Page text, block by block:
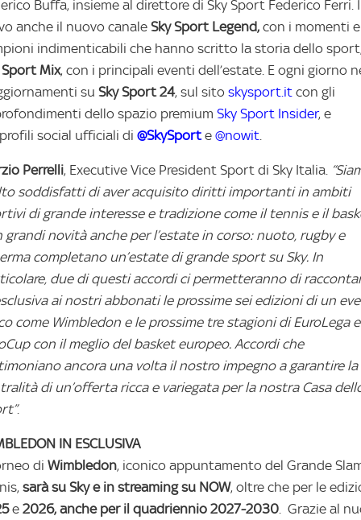
Buffa, insieme al direttore di Sky Sport Federico Ferri.
anche il nuovo canale Sky Sport Legend, con i momenti
indimenticabili che hanno scritto la storia dello
Sport Mix, con i principali eventi dell’estate. E ogni giorno
su Sky Sport 24, sul sito skysport.it con gli
dello spazio premium Sky Sport Insider, e
social ufficiali di @SkySporte @nowit.
Perrelli, Executive Vice President Sport di Sky Italia.
soddisfatti di aver acquisito diritti importanti in ambiti
di grande interesse e tradizione come il tennis e il
grandi novità anche per l’estate in corso: nuoto, rugby e
completano un’estate di grande sport su Sky. In
due di questi accordi ci permetteranno di
ai nostri abbonati le prossime sei edizioni di un
come Wimbledon e le prossime tre stagioni di EuroLega
con il meglio del basket europeo. Accordi che
ancora una volta il nostro impegno a garantire la
di un’offerta ricca e variegata per la nostra Casa
.
IN ESCLUSIVA
di Wimbledon, iconico appuntamento del Grande
sarà su Sky e in streaming su NOW, oltre che per le
e 2026, anche per il quadriennio 2027-2030. Grazie al